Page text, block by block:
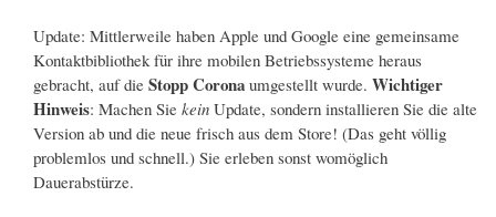
Update: Mittlerweile haben Apple und Google eine gemeinsame
Kontaktbibliothek für ihre mobilen Betriebssysteme heraus
gebracht, auf die Stopp Corona umgestellt wurde. Wichtiger
Hinweis: Machen Sie kein Update, sondern installieren Sie die alte
Version ab und die neue frisch aus dem Store! (Das geht völlig
problemlos und schnell.) Sie erleben sonst womöglich
Dauerabstürze.